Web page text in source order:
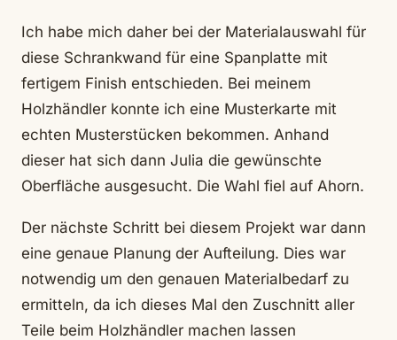
Ich habe mich daher bei der Materialauswahl für
diese Schrankwand für eine Spanplatte mit
fertigem Finish entschieden. Bei meinem
Holzhändler konnte ich eine Musterkarte mit
echten Musterstücken bekommen. Anhand
dieser hat sich dann Julia die gewünschte
Oberfläche ausgesucht. Die Wahl fiel auf Ahorn.
Der nächste Schritt bei diesem Projekt war dann
eine genaue Planung der Aufteilung. Dies war
notwendig um den genauen Materialbedarf zu
ermitteln, da ich dieses Mal den Zuschnitt aller
Teile beim Holzhändler machen lassen